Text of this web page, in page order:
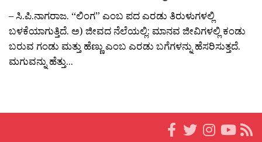
– ಸಿ.ಪಿ.ನಾಗರಾಜ. “ಲಿಂಗ” ಎಂಬ ಪದ ಎರಡು ತಿರುಳುಗಳಲ್ಲಿ
ಬಳಕೆಯಾಗುತ್ತಿದೆ. ಅ) ಜೀವದ ನೆಲೆಯಲ್ಲಿ: ಮಾನವ ಜೀವಿಗಳಲ್ಲಿ ಕಂಡು
ಬರುವ ಗಂಡು ಮತ್ತು ಹೆಣ್ಣು ಎಂಬ ಎರಡು ಬಗೆಗಳನ್ನು ಹೆಸರಿಸುತ್ತದೆ.
ಮಗುವನ್ನು ಹೆತ್ತು...